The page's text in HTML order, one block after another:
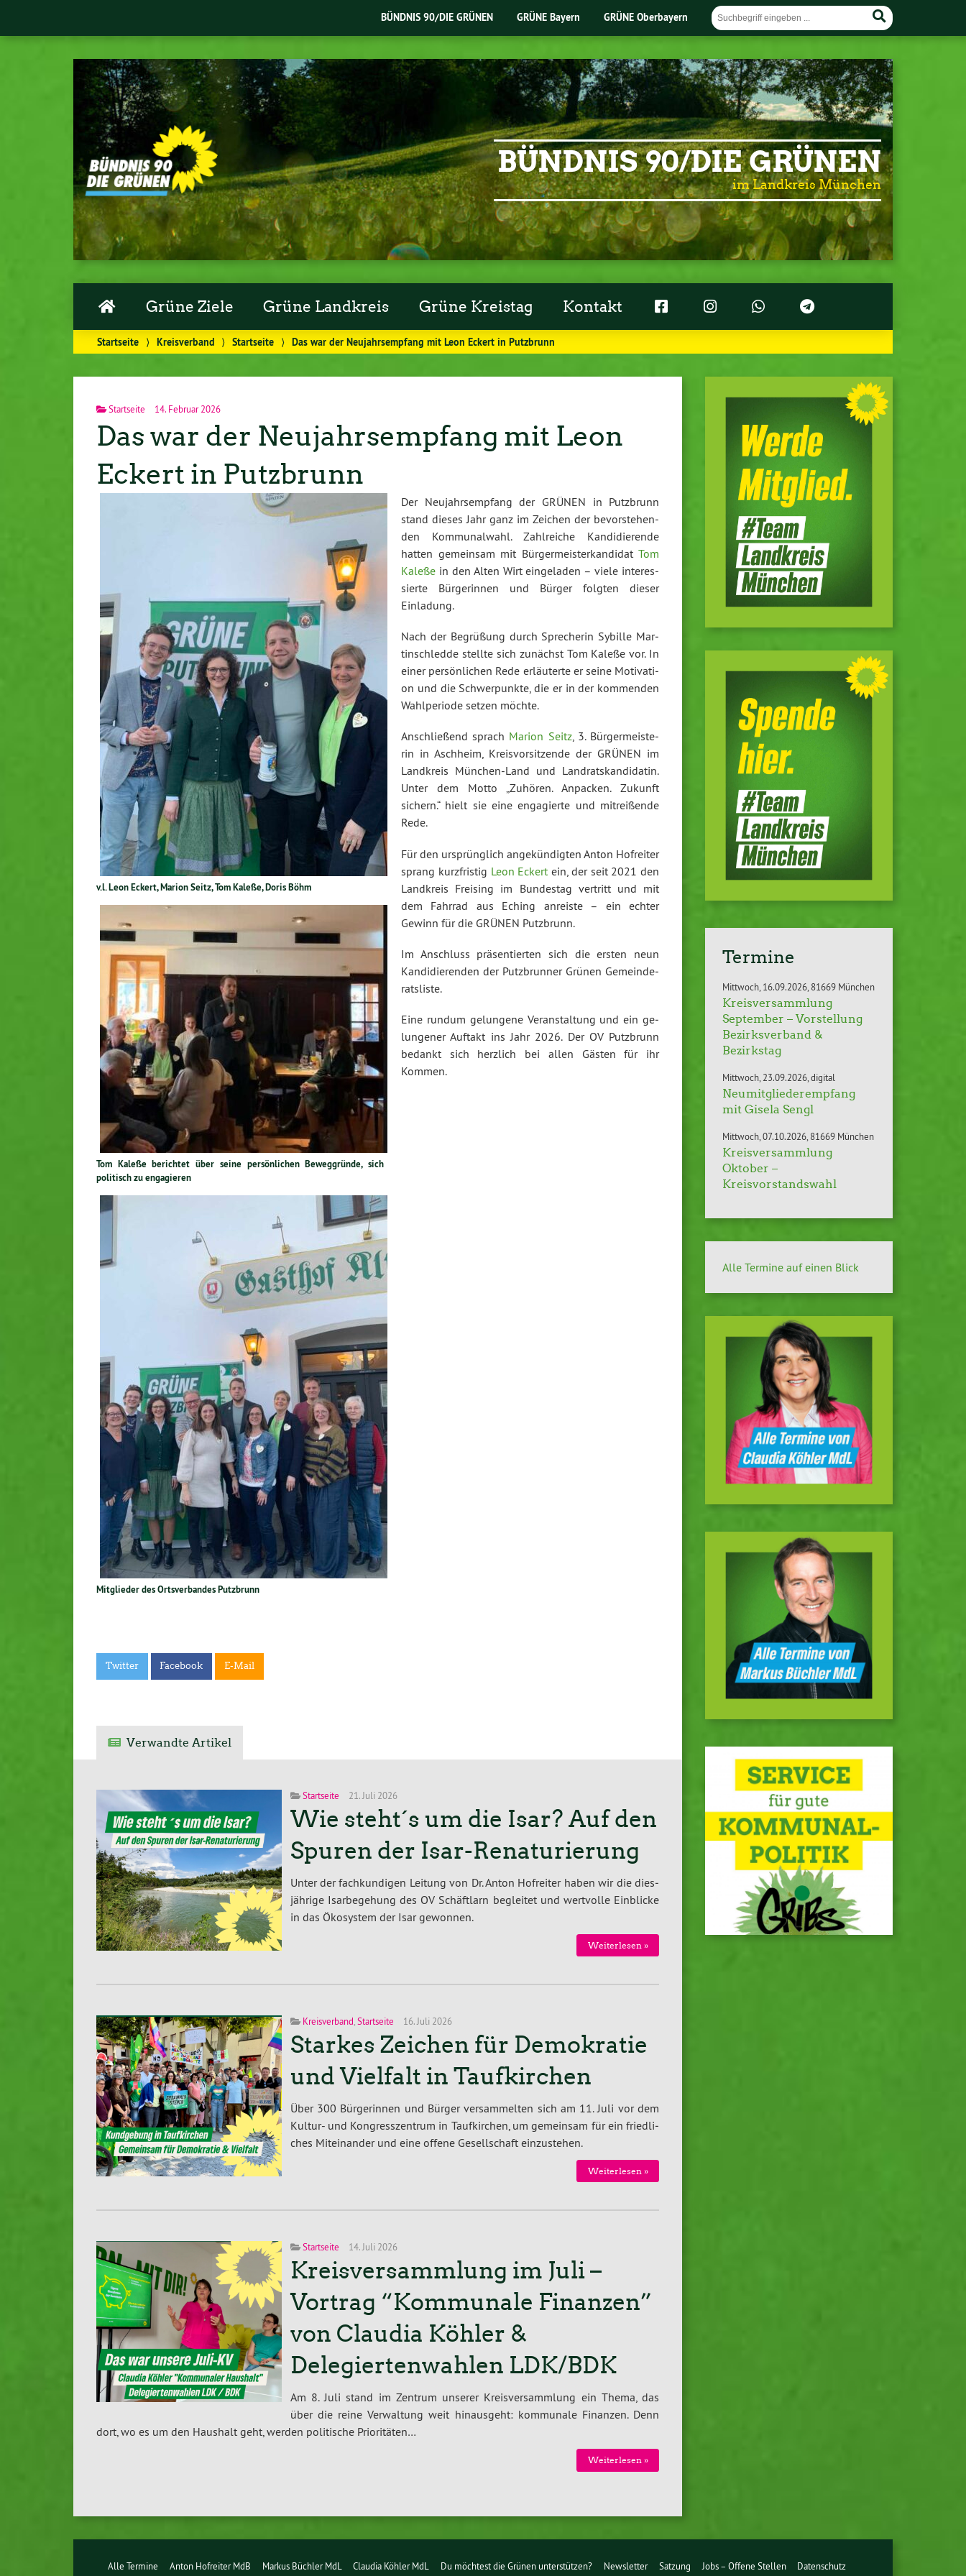
BÜNDNIS 90/DIE GRÜNEN GRÜNE Bayern GRÜNE Oberbayern
BÜNDNIS 90/DIE GRÜNEN
im Landkreis München
Grüne Ziele Grüne Landkreis Grüne Kreistag Kontakt
Startseite ⟩ Kreisverband ⟩ Startseite ⟩ Das war der Neujahrsempfang mit Leon Eckert in Putzbrunn
Startseite 14. Februar 2026
Das war der Neujahrsempfang mit Leon
Eckert in Putzbrunn
v.l. Leon Eckert, Marion Seitz, Tom Kaleße, Doris Böhm
Der Neu­jahrs­emp­fang der GRÜNEN in Putzbrunn
stand dieses Jahr ganz im Zeichen der be­vor­ste­hen­
den Kom­mu­nal­wahl. Zahl­rei­che Kan­di­die­ren­de
hatten gemeinsam mit Bür­ger­meis­ter­kan­di­datTom
Kaleße in den Alten Wirt ein­ge­la­den – viele in­ter­es­
sier­te Bür­ge­rin­nen und Bürger folgten dieser
Einladung.
Tom Kaleße berichtet über seine per­sön­li­chen Be­weg­grün­de, sich
politisch zu en­ga­gie­ren
Nach der Begrüßung durch Spre­che­rin Sybille Mar­
tinschled­de stellte sich zunächst Tom Kaleße vor. In
einer per­sön­li­chen Rede er­läu­ter­te er seine Mo­ti­va­ti­
on und die Schwer­punk­te, die er in der kommenden
Wahl­pe­ri­ode setzen möchte.
An­schlie­ßend sprach Marion Seitz, 3. Bür­ger­meis­te­
rin in Aschheim, Kreis­vor­sit­zen­de der GRÜNEN im
Landkreis Mün­chen-Land und Land­rats­kan­di­da­tin.
Unter dem Motto „Zuhören. Anpacken. Zukunft
sichern.“ hielt sie eine en­ga­gier­te und mit­rei­ßen­de
Rede.
Für den ur­sprüng­lich an­ge­kün­dig­ten Anton Hofreiter
sprang kurz­fris­tig Leon Eckert ein, der seit 2021 den
Landkreis Freising im Bundestag vertritt und mit
dem Fahrrad aus Eching anreiste – ein echter
Gewinn für die GRÜNEN Putzbrunn.
Mit­glie­der des Orts­ver­ban­des Putzbrunn
Im Anschluss prä­sen­tier­ten sich die ersten neun
Kan­di­die­ren­den der Putz­brun­ner Grünen Ge­mein­de­
rats­lis­te.
Eine rundum gelungene Ver­an­stal­tung und ein ge­
lun­ge­ner Auftakt ins Jahr 2026. Der OV Putzbrunn
bedankt sich herzlich bei allen Gästen für ihr
Kommen.
Twitter Facebook E-Mail
Verwandte Artikel
Startseite 21. Juli 2026
Wie steht´s um die Isar? Auf den
Spuren der Isar-Renaturierung
Unter der fach­kun­di­gen Leitung von Dr. Anton Hofreiter haben wir die dies­
jäh­ri­ge Is­ar­be­ge­hung des OV Schäft­larn begleitet und wertvolle Einblicke
in das Ökosystem der Isar gewonnen.
Wei­ter­le­sen »
Kreisverband,Startseite 16. Juli 2026
Starkes Zeichen für Demokratie
und Vielfalt in Taufkirchen
Über 300 Bür­ge­rin­nen und Bürger ver­sam­mel­ten sich am 11. Juli vor dem
Kultur- und Kon­gress­zen­trum in Tauf­kir­chen, um gemeinsam für ein fried­li­
ches Mit­ein­an­der und eine offene Ge­sell­schaft ein­zu­ste­hen.
Wei­ter­le­sen »
Startseite 14. Juli 2026
Kreisversammlung im Juli –
Vortrag “Kommunale Finanzen”
von Claudia Köhler &
Delegiertenwahlen LDK/BDK
Am 8. Juli stand im Zentrum unserer Kreis­ver­samm­lung ein Thema, das
über die reine Ver­wal­tung weit hin­aus­geht: kommunale Finanzen. Denn
dort, wo es um den Haushalt geht, werden po­li­ti­sche Prio­ri­tä­ten…
Wei­ter­le­sen »
Termine
Mittwoch 16.09.2026 81669 München
Kreisversammlung
September – Vorstellung
Bezirksverband &
Bezirkstag
Mittwoch 23.09.2026 digital
Neumitgliederempfang
mit Gisela Sengl
Mittwoch 07.10.2026 81669 München
Kreisversammlung
Oktober –
Kreisvorstandswahl
Alle Termine auf einen Blick
Alle Termine Anton Hofreiter MdB Markus Büchler MdL Claudia Köhler MdL Du möchtest die Grünen unterstützen? Newsletter Satzung Jobs – Offene Stellen Datenschutz